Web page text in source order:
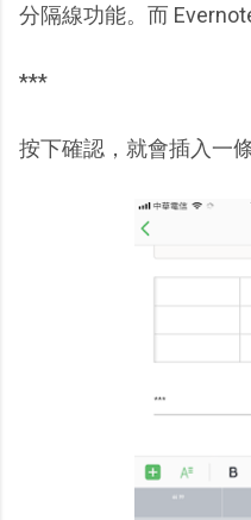
分隔線功能。而
***
按下確認，就會插入一